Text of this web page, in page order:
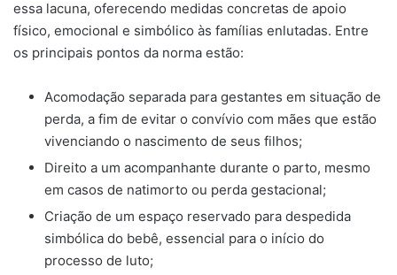
essa lacuna, oferecendo medidas concretas de apoio
físico, emocional e simbólico às famílias enlutadas. Entre
os principais pontos da norma estão:
Acomodação separada para gestantes em situação de
perda, a fim de evitar o convívio com mães que estão
vivenciando o nascimento de seus filhos;
Direito a um acompanhante durante o parto, mesmo
em casos de natimorto ou perda gestacional;
Criação de um espaço reservado para despedida
simbólica do bebê, essencial para o início do
processo de luto;